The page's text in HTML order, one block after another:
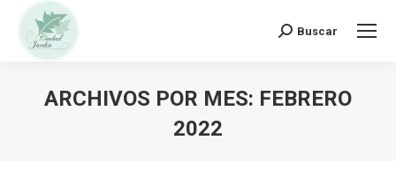
Buscar:
Buscar
ARCHIVOS POR MES: FEBRERO
2022